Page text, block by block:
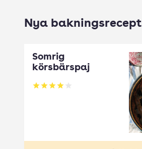
Nya bakningsrecept
Somrig
körsbärspaj
Betyg: 4 av 5